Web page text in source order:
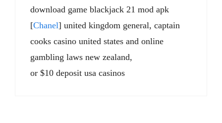
download game blackjack 21 mod apk
[Chanel] united kingdom general, captain
cooks casino united states and online
gambling laws new zealand,
or $10 deposit usa casinos